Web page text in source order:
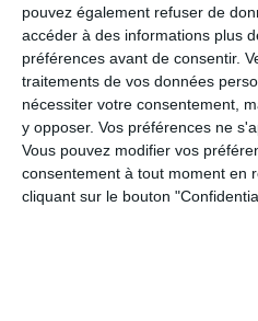
pouvez également refuser de
accéder à des informations plus
préférences avant de consentir.
traitements de vos données
nécessiter votre consentement,
y opposer. Vos préférences ne
Vous pouvez modifier vos
consentement à tout moment en
cliquant sur le bouton
Mon papa,
Un